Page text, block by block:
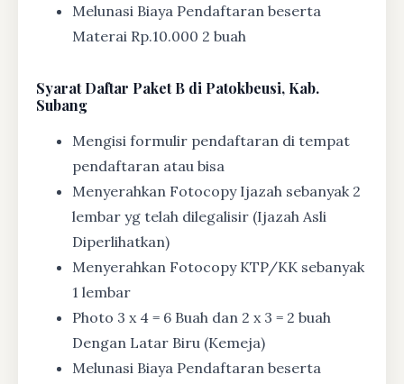
Melunasi Biaya Pendaftaran beserta
Materai Rp.10.000 2 buah
SyaratDaftar Paket B di Patokbeusi, Kab.
Subang
Mengisi formulir pendaftaran di tempat
pendaftaran atau bisa
Menyerahkan Fotocopy Ijazah sebanyak 2
lembar yg telah dilegalisir (Ijazah Asli
Diperlihatkan)
Menyerahkan Fotocopy KTP/KK sebanyak
1 lembar
Photo 3 x 4 = 6 Buah dan 2 x 3 = 2 buah
Dengan Latar Biru (Kemeja)
Melunasi Biaya Pendaftaran beserta